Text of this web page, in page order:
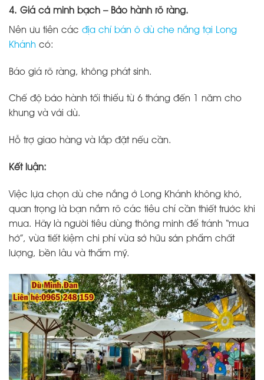
4. Giá cả minh bạch – Bảo hành rõ ràng.
Nên ưu tiên các địa chỉ bán ô dù che nắng tại Long
Khánh có:
Báo giá rõ ràng, không phát sinh.
Chế độ bảo hành tối thiểu từ 6 tháng đến 1 năm cho
khung và vải dù.
Hỗ trợ giao hàng và lắp đặt nếu cần.
Kết luận:
Việc lựa chọn dù che nắng ở Long Khánh không khó,
quan trọng là bạn nắm rõ các tiêu chí cần thiết trước khi
mua. Hãy là người tiêu dùng thông minh để tránh “mua
hớ”, vừa tiết kiệm chi phí vừa sở hữu sản phẩm chất
lượng, bền lâu và thẩm mỹ.